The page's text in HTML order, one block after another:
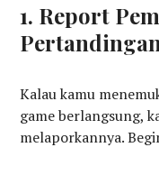
1. Report
Pertandingan
Kalau kamu
game berlangsung,
melaporkannya.